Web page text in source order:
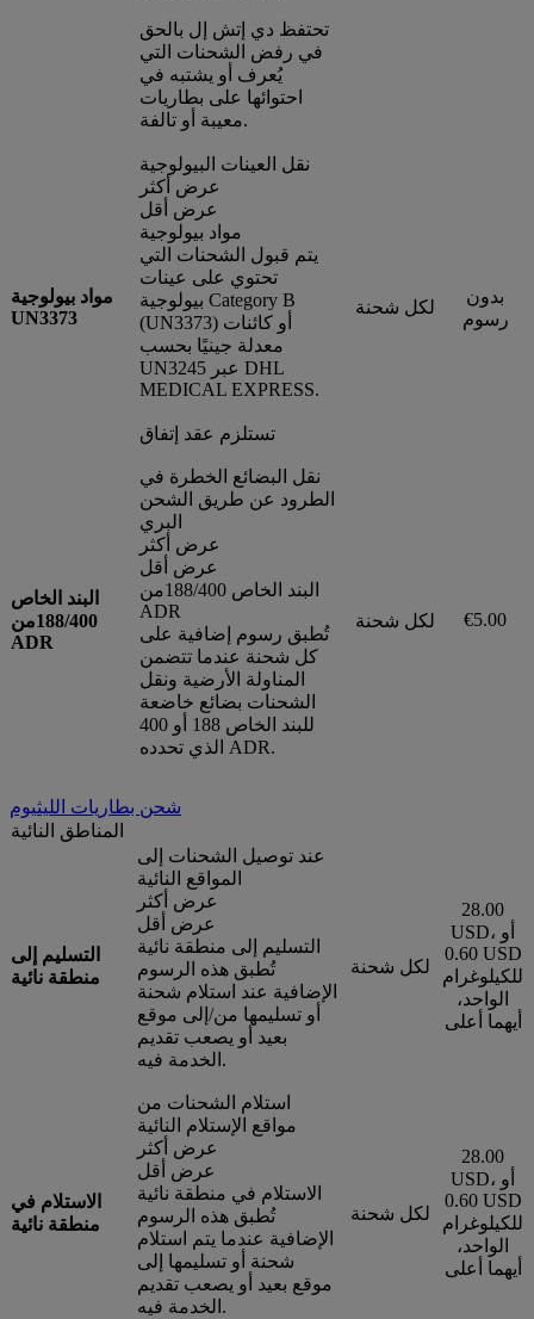
تحتفظ دي إتش إل بالحق
في رفض الشحنات التي
يُعرف أو يشتبه في
احتوائها على بطاريات
معيبة أو تالفة.
مواد بيولوجية
UN3373
نقل العينات البيولوجية
عرض أكثر
عرض أقل
مواد بيولوجية
يتم قبول الشحنات التي
تحتوي على عينات
بيولوجية Category B
(UN3373) أو كائنات
معدلة جينيًا بحسب
UN3245 عبر DHL
MEDICAL EXPRESS.
تستلزم عقد إتفاق
لكل شحنة
بدون
رسوم
البند الخاص
188/400من
ADR
نقل البضائع الخطرة في
الطرود عن طريق الشحن
البري
عرض أكثر
عرض أقل
البند الخاص 188/400من
ADR
تُطبق رسوم إضافية على
كل شحنة عندما تتضمن
المناولة الأرضية ونقل
الشحنات بضائع خاضعة
للبند الخاص 188 أو 400
الذي تحدده ADR.
لكل شحنة €5.00
شحن بطاريات الليثيوم
المناطق النائية
التسليم إلى
منطقة نائية
عند توصيل الشحنات إلى
المواقع النائية
عرض أكثر
عرض أقل
التسليم إلى منطقة نائية
تُطبق هذه الرسوم
الإضافية عند استلام شحنة
أو تسليمها من/إلى موقع
بعيد أو يصعب تقديم
الخدمة فيه.
لكل شحنة
28.00
USD، أو
0.60 USD
للكيلوغرام
الواحد،
أيهما أعلى
الاستلام في
منطقة نائية
استلام الشحنات من
مواقع الإستلام النائية
عرض أكثر
عرض أقل
الاستلام في منطقة نائية
تُطبق هذه الرسوم
الإضافية عندما يتم استلام
شحنة أو تسليمها إلى
موقع بعيد أو يصعب تقديم
الخدمة فيه.
لكل شحنة
28.00
USD، أو
0.60 USD
للكيلوغرام
الواحد،
أيهما أعلى